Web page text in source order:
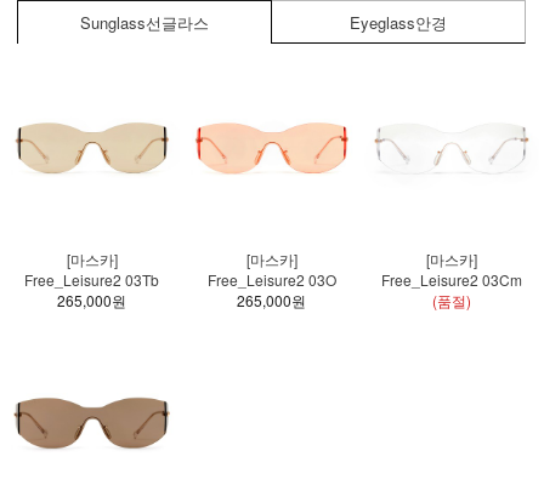
Sunglass선글라스 Eyeglass안경
[마스카]
Free_Leisure2 03Tb
265,000원
[마스카]
Free_Leisure2 03O
265,000원
[마스카]
Free_Leisure2 03Cm
(품절)